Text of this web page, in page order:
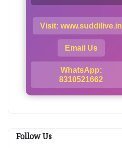
Visit: www.suddilive.in
Email Us
WhatsApp:
8310521662
Follow Us